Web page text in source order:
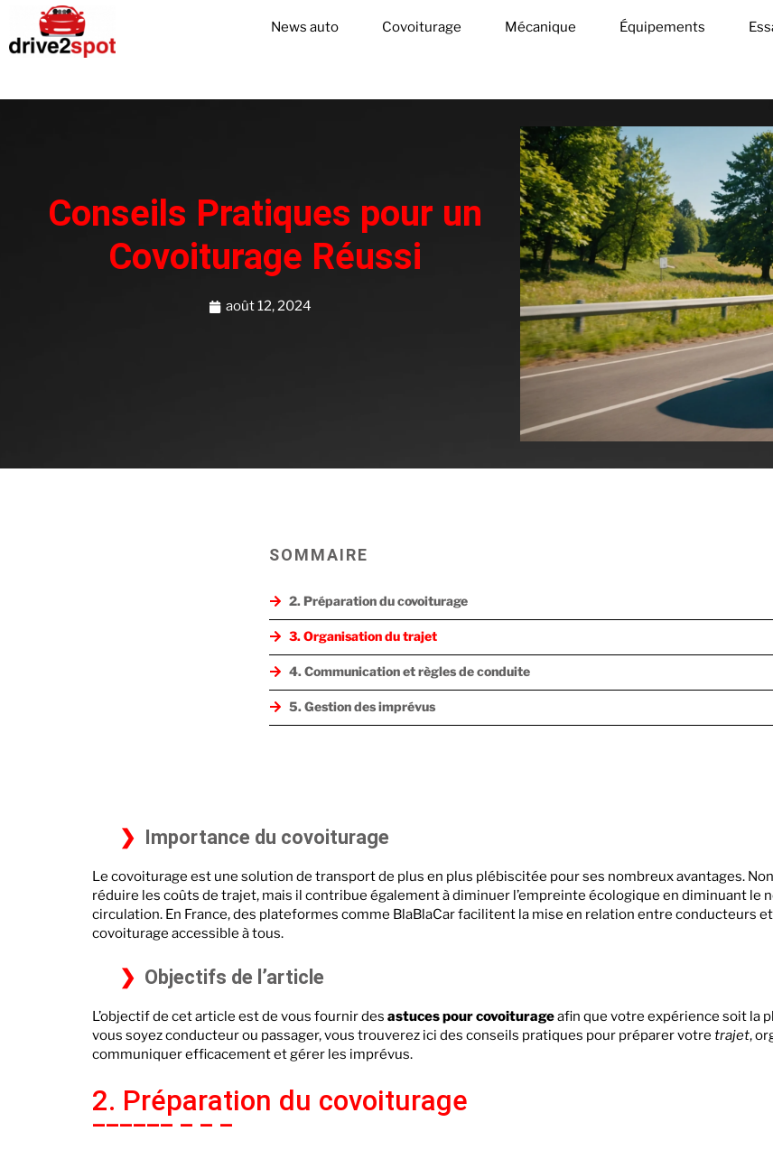
News auto Covoiturage Mécanique Équipements
Conseils Pratiques pour un
Covoiturage Réussi
août 12, 2024
SOMMAIRE
2. Préparation du covoiturage
3. Organisation du trajet
4. Communication et règles de conduite
5. Gestion des imprévus
Importance du covoiturage
Le covoiturage est une solution de transport de plus en plus plébiscitée pour ses nombreux avantages.
réduire les coûts de trajet, mais il contribue également à diminuer l’empreinte écologique en diminuant le
circulation. En France, des plateformes comme BlaBlaCar facilitent la mise en relation entre conducteurs
covoiturage accessible à tous.
Objectifs de l’article
L’objectif de cet article est de vous fournir des astuces pour covoiturageafin que votre expérience soit la
vous soyez conducteur ou passager, vous trouverez ici des conseils pratiques pour préparer votre trajet,
communiquer efficacement et gérer les imprévus.
2. Préparation du covoiturage